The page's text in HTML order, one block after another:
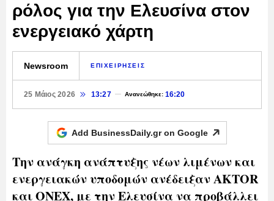
ρόλος για την Ελευσίνα στον
ενεργειακό χάρτη
Newsroom ΕΠΙΧΕΙΡΗΣΕΙΣ
25 Μάιος 2026 13:27 Ανανεώθηκε:16:20
Add BusinessDaily.gr on Google
Την ανάγκη ανάπτυξης νέων λιμένων και
ενεργειακών υποδομών ανέδειξαν AKTOR
και ONEX, με την Ελευσίνα να προβάλλει